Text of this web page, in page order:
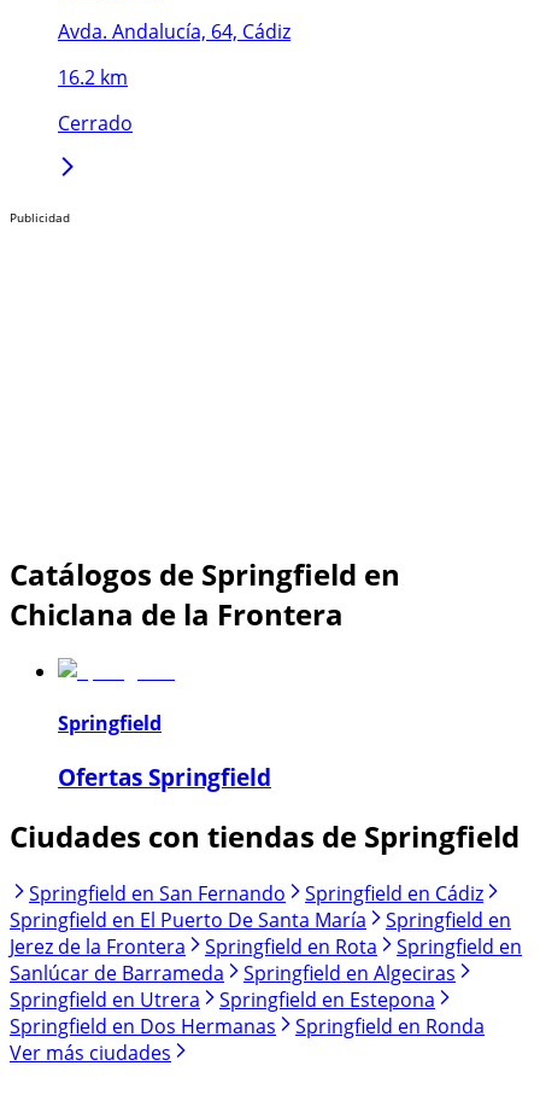
Avda. Andalucía, 64, Cádiz
16.2 km
Cerrado
Publicidad
Catálogos de Springfield en
Chiclana de la Frontera
Springfield
Ofertas Springfield
Ciudades con tiendas de Springfield
Springfield en San Fernando
Springfield en Cádiz
Springfield en El Puerto De Santa María
Springfield en
Jerez de la Frontera
Springfield en Rota
Springfield en
Sanlúcar de Barrameda
Springfield en Algeciras
Springfield en Utrera
Springfield en Estepona
Springfield en Dos Hermanas
Springfield en Ronda
Ver más ciudades